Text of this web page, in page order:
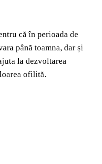
că în perioada de
până toamna, dar și
la dezvoltarea
ofilită.